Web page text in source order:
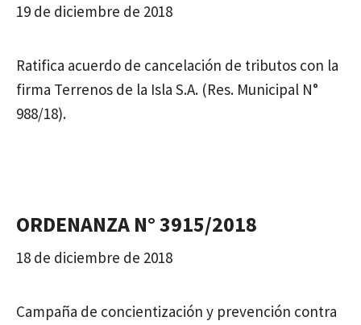
19 de diciembre de 2018
Ratifica acuerdo de cancelación de tributos con la
firma Terrenos de la Isla S.A. (Res. Municipal N°
988/18).
ORDENANZA N° 3915/2018
18 de diciembre de 2018
Campaña de concientización y prevención contra